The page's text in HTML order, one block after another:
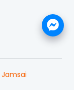
Jamsai